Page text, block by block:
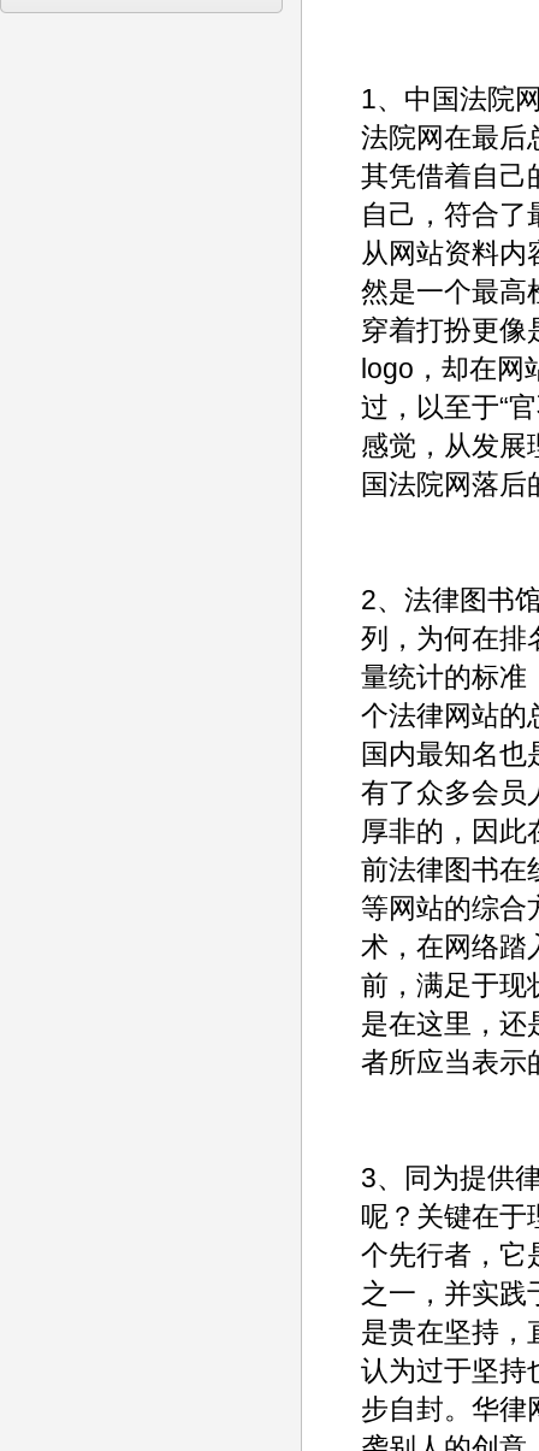
1、中国法院
法院网在最后
其凭借着自己
自己，符合了
从网站资料内
然是一个最高
穿着打扮更像
logo，却在网
过，以至于“
感觉，从发展
国法院网落后
2、法律图书
列，为何在排
量统计的标准
个法律网站的
国内最知名也
有了众多会员
厚非的，因此
前法律图书在
等网站的综合
术，在网络踏
前，满足于现
是在这里，还
者所应当表示
3、同为提供
呢？关键在于
个先行者，它
之一，并实践
是贵在坚持，
认为过于坚持
步自封。华律